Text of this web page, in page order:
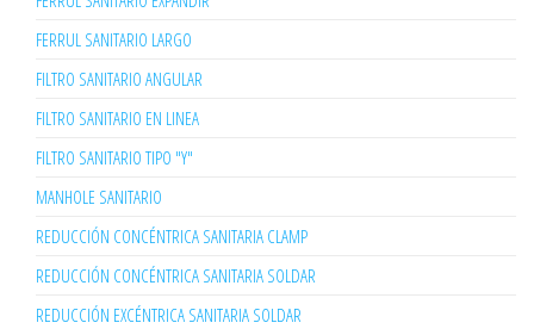
FERRUL SANITARIO LARGO
FILTRO SANITARIO ANGULAR
FILTRO SANITARIO EN LINEA
FILTRO SANITARIO TIPO "Y"
MANHOLE SANITARIO
REDUCCIÓN CONCÉNTRICA SANITARIA CLAMP
REDUCCIÓN CONCÉNTRICA SANITARIA SOLDAR
REDUCCIÓN EXCÉNTRICA SANITARIA SOLDAR